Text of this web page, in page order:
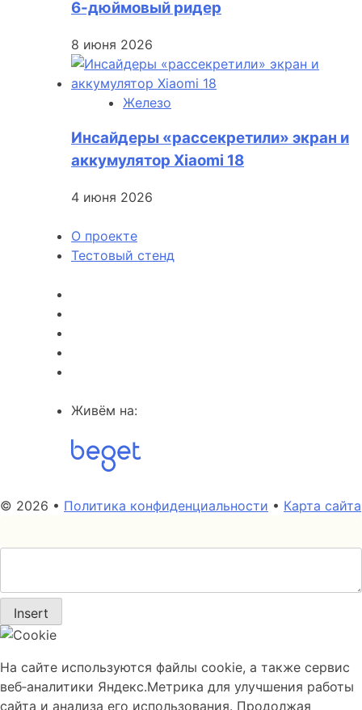
6-дюймовый ридер
8 июня 2026
Железо
Инсайдеры «рассекретили» экран и
аккумулятор Xiaomi 18
4 июня 2026
О проекте
Тестовый стенд
Живём на:
© 2026 • Политика конфиденциальности • Карта сайта
Insert
На сайте используются файлы cookie, а также сервис
веб‑аналитики Яндекс.Метрика для улучшения работы
сайта и анализа его использования. Продолжая